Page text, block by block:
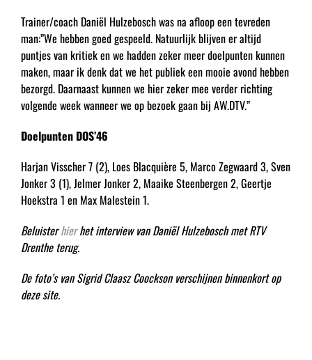
Trainer/coach Daniël Hulzebosch was na afloop een tevreden
man:”We hebben goed gespeeld. Natuurlijk blijven er altijd
puntjes van kritiek en we hadden zeker meer doelpunten kunnen
maken, maar ik denk dat we het publiek een mooie avond hebben
bezorgd. Daarnaast kunnen we hier zeker mee verder richting
volgende week wanneer we op bezoek gaan bij AW.DTV.”
Doelpunten DOS’46
Harjan Visscher 7 (2), Loes Blacquière 5, Marco Zegwaard 3, Sven
Jonker 3 (1), Jelmer Jonker 2, Maaike Steenbergen 2, Geertje
Hoekstra 1 en Max Malestein 1.
Beluisterhierhet interview van Daniël Hulzebosch met RTV
Drenthe terug.
De foto’s van Sigrid Claasz Coockson verschijnen binnenkort op
deze site.